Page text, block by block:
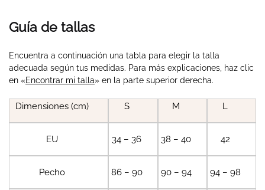
Guía de tallas
Encuentra a continuación una tabla para elegir la talla
adecuada según tus medidas. Para más explicaciones, haz clic
en «Encontrar mi talla» en la parte superior derecha.
Dimensiones (cm) S M L
EU 34 – 36 38 – 40 42
Pecho 86 – 90 90 – 94 94 – 98